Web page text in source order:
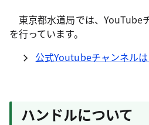
東京都水道局では、YouTube
を行っています。
公式Youtubeチャンネル
ハンドルについて